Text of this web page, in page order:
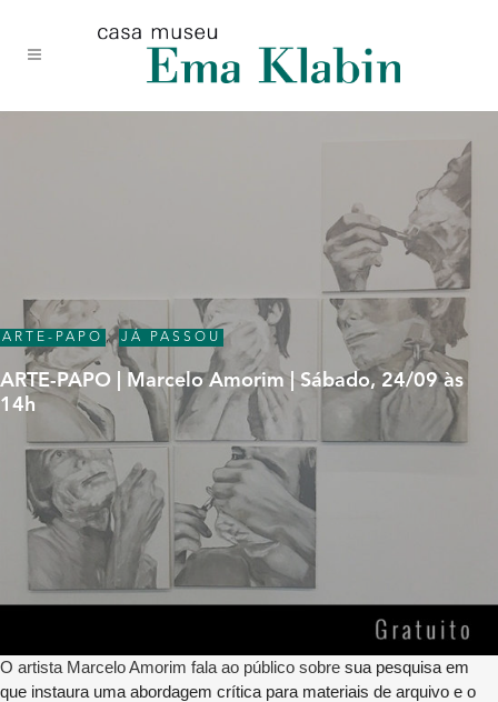
conteúdo
navegação
site
ARTE-PAPO , JÁ PASSOU
ARTE-PAPO | Marcelo Amorim | Sábado, 24/09 às
14h
O artista Marcelo Amorim fala ao público sobre sua pesquisa em
que instaura uma abordagem crítica para materiais de arquivo e o